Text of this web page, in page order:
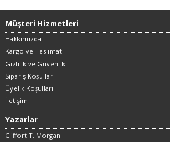
Müşteri Hizmetleri
Hakkımızda
Kargo ve Teslimat
Gizlilik ve Güvenlik
Sipariş Koşulları
Üyelik Koşulları
İletişim
Yazarlar
Cliffort T. Morgan